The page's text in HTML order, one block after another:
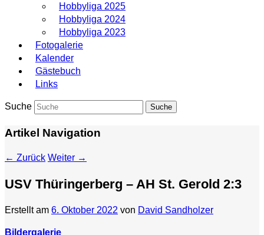
Hobbyliga 2025
Hobbyliga 2024
Hobbyliga 2023
Fotogalerie
Kalender
Gästebuch
Links
Suche
Artikel Navigation
← Zurück Weiter →
USV Thüringerberg – AH St. Gerold 2:3
Erstellt am 6. Oktober 2022 von David Sandholzer
Bildergalerie